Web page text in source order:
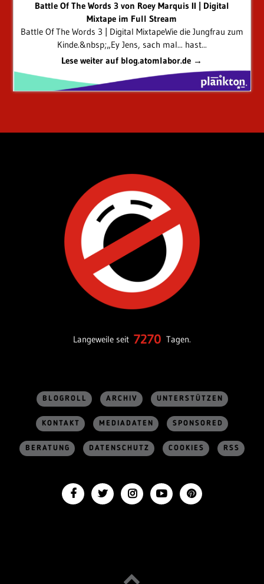
Battle Of The Words 3 von Roey Marquis II | Digital
Mixtape im Full Stream
Battle Of The Words 3 | Digital MixtapeWie die Jungfrau zum
Kinde.&nbsp;„Ey Jens, sach mal... hast...
Lese weiter auf blog.atomlabor.de →
Langeweile seit 7270 Tagen.
BLOGROLL ARCHIV UNTERSTÜTZEN
KONTAKT MEDIADATEN SPONSORED
BERATUNG DATENSCHUTZ COOKIES RSS